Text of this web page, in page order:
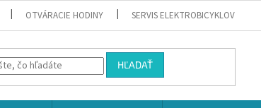
OTVÁRACIE HODINY SERVIS ELEKTROBICYKLOV
HĽADAŤ